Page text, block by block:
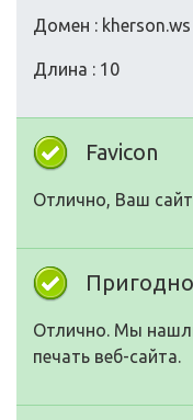
Домен : kherson.ws
Длина : 10
Favicon
Отлично, Ваш
Отлично. Мы
печать веб-сайта.